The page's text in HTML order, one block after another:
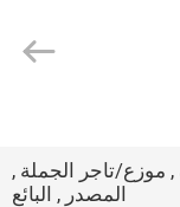
موزع/تاجر الجملة ,
المصدر , البائع